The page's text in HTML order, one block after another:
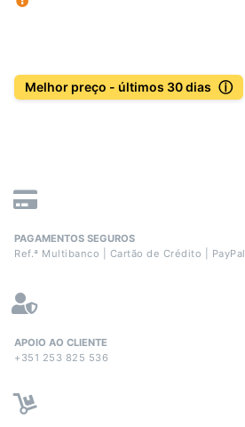
Melhor preço - últimos 30 dias ⓘ
PAGAMENTOS SEGUROS
Ref.ª Multibanco | Cartão de Crédito | PayPal
APOIO AO CLIENTE
+351 253 825 536